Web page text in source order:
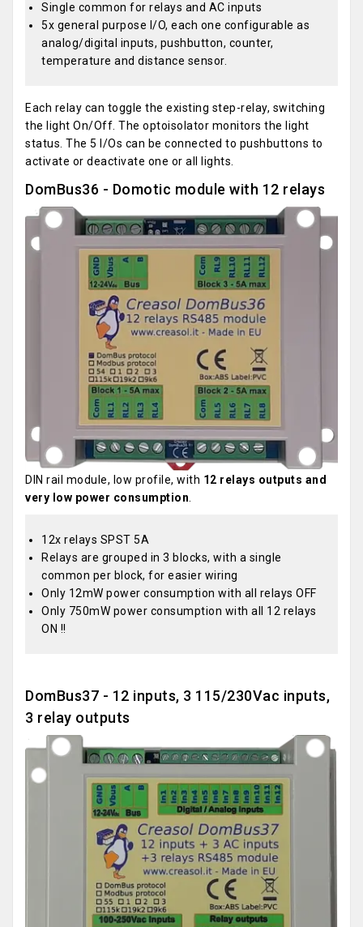
Single common for relays and AC inputs
5x general purpose I/O, each one configurable as
analog/digital inputs, pushbutton, counter,
temperature and distance sensor.
Each relay can toggle the existing step-relay, switching
the light On/Off. The optoisolator monitors the light
status. The 5 I/Os can be connected to pushbuttons to
activate or deactivate one or all lights.
DomBus36 - Domotic module with 12 relays
DIN rail module, low profile, with 12 relays outputs and
very low power consumption.
12x relays SPST 5A
Relays are grouped in 3 blocks, with a single
common per block, for easier wiring
Only 12mW power consumption with all relays OFF
Only 750mW power consumption with all 12 relays
ON !!
DomBus37 - 12 inputs, 3 115/230Vac inputs,
3 relay outputs